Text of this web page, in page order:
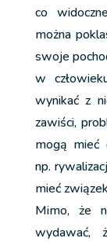
co
można
swoje
w
wynikać z
zawiści,
mogą mieć
np.
mieć
Mimo, że
wydawać,